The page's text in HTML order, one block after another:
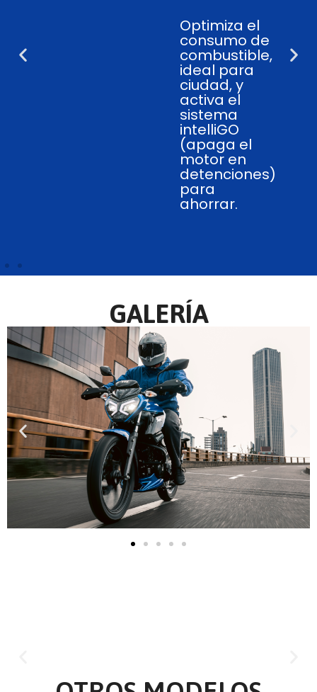
moderno
que muestra
información
completa
como
velocidad,
indicador de
marcha,
consumo y
más,
dándole un
toque
tecnológico.
GALERÍA